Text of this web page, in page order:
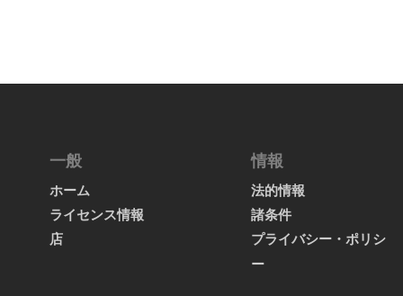
一般
ホーム
ライセンス情報
店
情報
法的情報
諸条件
プライバシー・ポリシ
ー